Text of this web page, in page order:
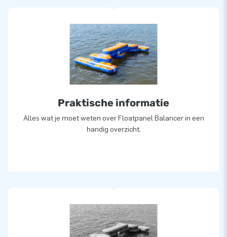
Praktische informatie
Alles wat je moet weten over Floatpanel Balancer in een
handig overzicht.